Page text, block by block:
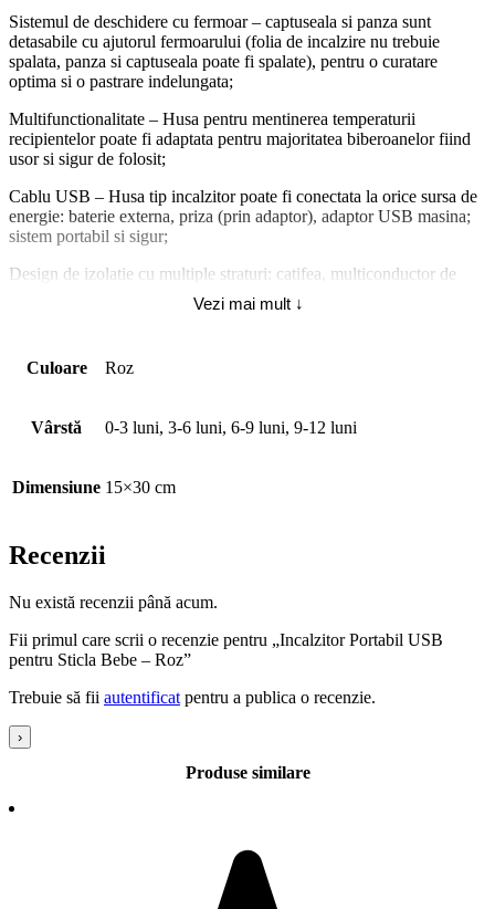
Sistemul de deschidere cu fermoar – captuseala si panza sunt
detasabile cu ajutorul fermoarului (folia de incalzire nu trebuie
spalata, panza si captuseala poate fi spalate), pentru o curatare
optima si o pastrare indelungata;
Multifunctionalitate – Husa pentru mentinerea temperaturii
recipientelor poate fi adaptata pentru majoritatea biberoanelor fiind
usor si sigur de folosit;
Cablu USB – Husa tip incalzitor poate fi conectata la orice sursa de
energie: baterie externa, priza (prin adaptor), adaptor USB masina;
sistem portabil si sigur;
Design de izolatie cu multiple straturi: catifea, multiconductor de
izolare termica, bumbac utilizat in aviatie, izolatie de incalzire de
baza sub tratament ignifug. Sistem de alimentare cu voltaj redus 5V,
Tip produs: Incalzitor
Caracteristici:
Material lavabil
Preparare rapida
Calitate
Comod
Material non-toxic
Incalzeste
Vezi mai mult ↓
Culoare Roz
Vârstă 0-3 luni, 3-6 luni, 6-9 luni, 9-12 luni
Dimensiune 15×30 cm
Recenzii
Nu există recenzii până acum.
Fii primul care scrii o recenzie pentru „Incalzitor Portabil USB
pentru Sticla Bebe – Roz”
Trebuie să fii autentificat pentru a publica o recenzie.
›
Produse similare